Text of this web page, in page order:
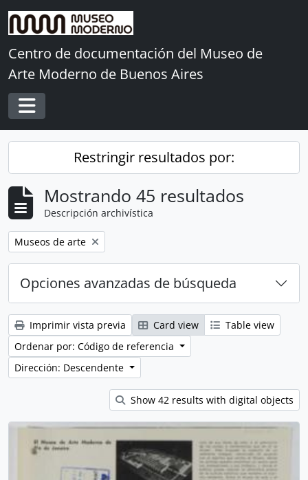
Skip to main content
Centro de documentación del Museo de
Arte Moderno de Buenos Aires
Toggle navigation
Restringir resultados por:
Mostrando 45 resultados
Descripción archivística
Remove filter:
Museos de arte
Opciones avanzadas de búsqueda
Imprimir vista previa Card view
Table view
Ordenar por: Código de referencia
Dirección: Descendente
Show 42 results with digital objects